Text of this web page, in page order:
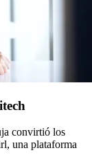
convirtió los
una plataforma